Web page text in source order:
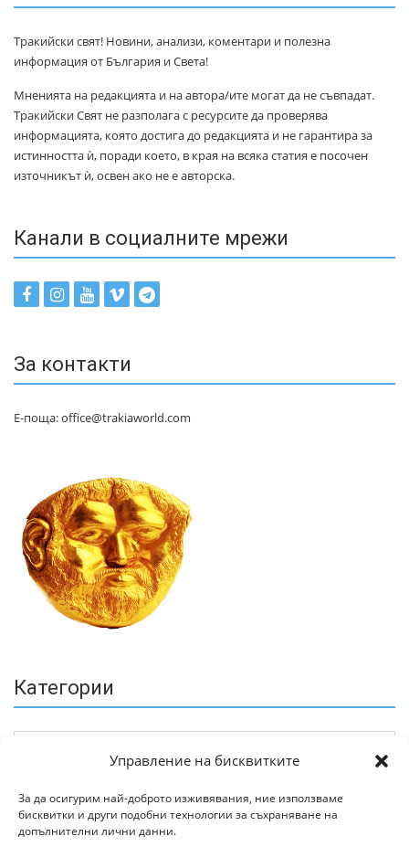
Управление на бисквитките
За да осигурим най-доброто изживявания, ние използваме
бисквитки и други подобни технологии за съхраняване на
допълнителни лични данни.
Тракийски свят! Новини, анализи, коментари и полезна
информация от България и Света!
Мненията на редакцията и на автора/ите могат да не съвпадат.
Тракийски Свят не разполага с ресурсите да проверява
информацията, която достига до редакцията и не гарантира за
истинността ѝ, поради което, в края на всяка статия е посочен
източникът ѝ, освен ако не е авторска.
Канали в социалните мрежи
За контакти
Е-поща: office@trakiaworld.com
Категории
Архив